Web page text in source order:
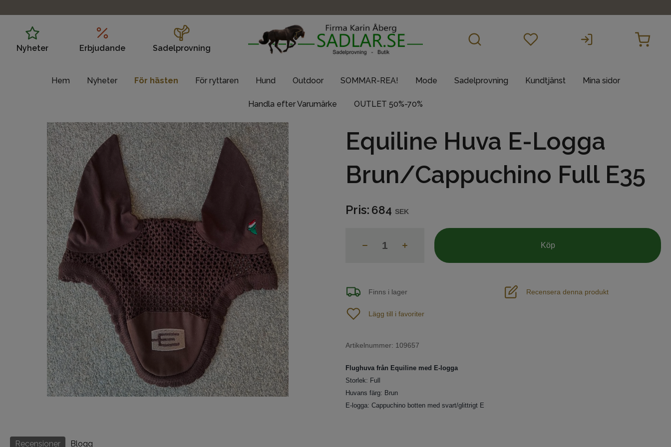
Nyheter Erbjudande Sadelprovning
Hem Nyheter För hästen För ryttaren Hund Outdoor SOMMAR-REA! Mode Sadelprovning Kundtjänst Mina sidor
Handla efter Varumärke OUTLET 50%-70%
Equiline Huva E-Logga
Brun/Cappuchino Full E35
Pris: 684 SEK
Köp
Finns i lager Recensera denna produkt
Lägg till i favoriter
Artikelnummer: 109657
Flughuva från Equiline med E-logga
Storlek: Full
Huvans färg: Brun
E-logga: Cappuchino botten med svart/glittrigt E
Recensioner Blogg